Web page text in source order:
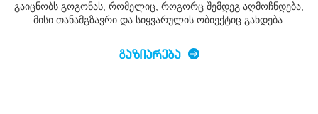
გაიცნობს გოგონას, რომელიც, როგორც შემდეგ აღმოჩნდება,
მისი თანამგზავრი და სიყვარულის ობიექტიც გახდება.
ᲒᲐᲖᲘᲐᲠᲔᲑᲐ